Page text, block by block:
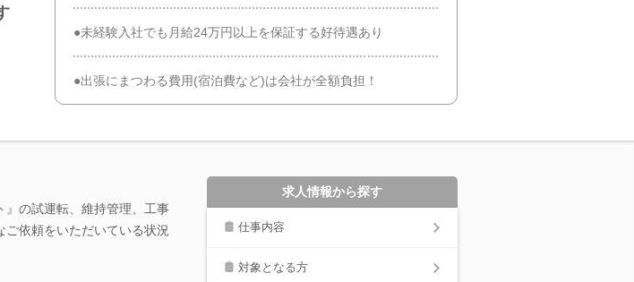
●未経験入社でも月給24万円以上を保証する好待遇あり
●出張にまつわる費用(宿泊費など)は会社が全額負担！
』の試運転、維持管理、工事
依頼をいただいている状況
求人情報から探す
仕事内容
対象となる方